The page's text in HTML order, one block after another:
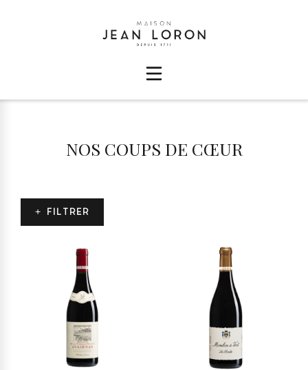
NOS COUPS DE CŒUR
+ FILTRER